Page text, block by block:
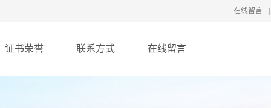
在线留言
证书荣誉 联系方式 在线留言